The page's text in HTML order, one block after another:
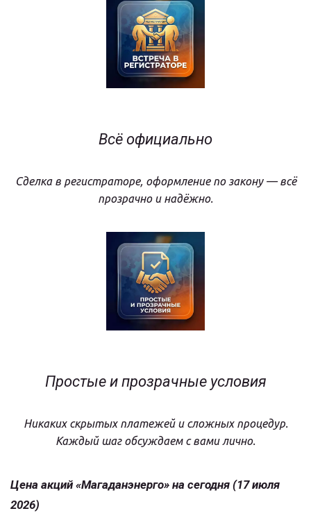
Всё официально
Сделка в регистраторе, оформление по закону — всё
прозрачно и надёжно.
Простые и прозрачные условия
Никаких скрытых платежей и сложных процедур.
Каждый шаг обсуждаем с вами лично.
Цена акций «Магаданэнерго» на сегодня (17 июля
2026)